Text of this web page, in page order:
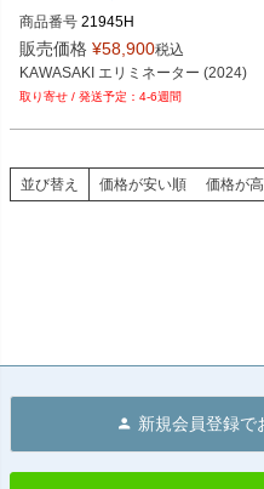
商品番号 21945H
販売価格 ¥58,900税込
KAWASAKI エリミネーター (2024)
4-6週間
並び替え 価格が安い順 価格が
新規会員登録で